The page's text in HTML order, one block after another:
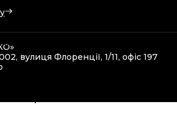
медичні
типу
вулиця Флоренції, 1/11, офіс 197